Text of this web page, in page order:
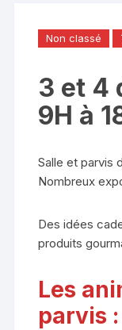
Non classé
3 et 4
9H à
Salle et parvis
Nombreux
Des idées
produits
Les
parvis :